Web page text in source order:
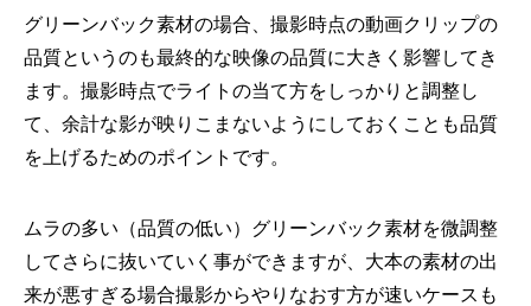
グリーンバック素材の場合、撮影時点の動画クリップの
品質というのも最終的な映像の品質に大きく影響してき
ます。撮影時点でライトの当て方をしっかりと調整し
て、余計な影が映りこまないようにしておくことも品質
を上げるためのポイントです。
ムラの多い（品質の低い）グリーンバック素材を微調整
してさらに抜いていく事ができますが、大本の素材の出
来が悪すぎる場合撮影からやりなおす方が速いケースも